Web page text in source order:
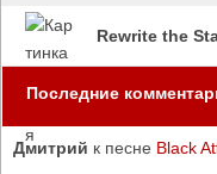
Rewrite the
Последние
Дмитрий к песне Black